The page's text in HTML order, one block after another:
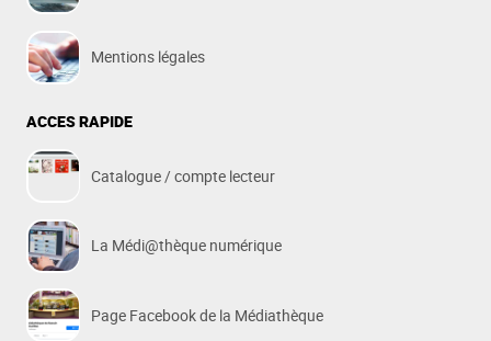
Mentions légales
ACCES RAPIDE
Catalogue / compte lecteur
La Médi@thèque numérique
Page Facebook de la Médiathèque